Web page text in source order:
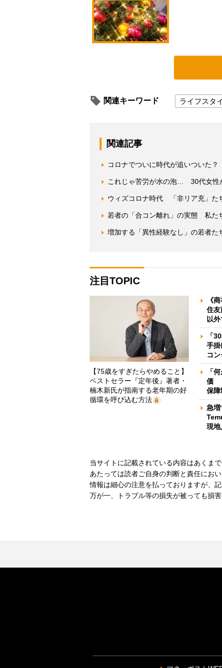
関連キーワード ライフスタ
関連記事
コロナでついに時代が追いついた
これじゃ苦労が水の泡… 30代女性
ウィズコロナ時代 「非リア充」た
若者の「合コン離れ」の実態 私た
増加する「異性経験なし」の若者
注目TOPIC
【75歳をすぎたらやめること】
ベストセラー『定年後』著者・
楠木新氏が指南する老年期の好
循環を呼び込む方法
《
住
以
「
手
コ
「
価
保障
急
現地
当サイトに記載されている内容はあくま
あたっては読者ご自身の判断と責任にお
情報は細心の注意を払っておりますが、
万が一、トラブル等の損失が被っても損